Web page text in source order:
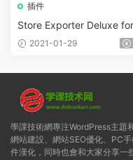
插件
Store Exporter Deluxe
ooCommerce v4.8
2021-01-29
學課技術網專注WordPress主題
網站建設、網站SEO優化、PC
件漢化，同時也會和大家分享一